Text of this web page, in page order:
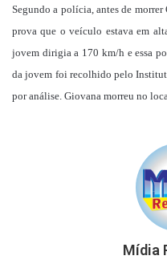
Segundo a polícia, antes de
prova que o veículo estava em
jovem dirigia a 170 km/h e essa
da jovem foi recolhido pelo
por análise. Giovana morreu no
Mídia